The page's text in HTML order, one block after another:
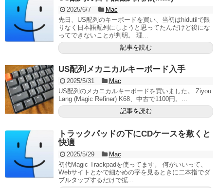
2025/6/7
Mac
先日、US配列のキーボードを買い、当初はhidutilで限
りなく日本語配列にしようと思ってたんだけど後にな
ってできないことが判明。 理...
記事を読む
US配列メカニカルキーボード入手
2025/5/31
Mac
US配列のメカニカルキーボードを買いました。 Ziyou
Lang (Magic Refiner) K68、中古で1100円。...
記事を読む
トラックパッドの下にCDケースを敷くと
快適
2025/5/29
Mac
初代Magic Trackpadを使ってます。 何がいいって、
Webサイトとかで細かめの字を見るときに二本指でダ
ブルタップするだけで拡...